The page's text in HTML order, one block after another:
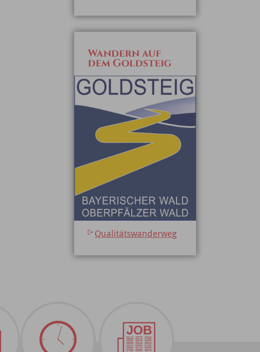
Wandern auf
dem Goldsteig
Qualitätswanderweg